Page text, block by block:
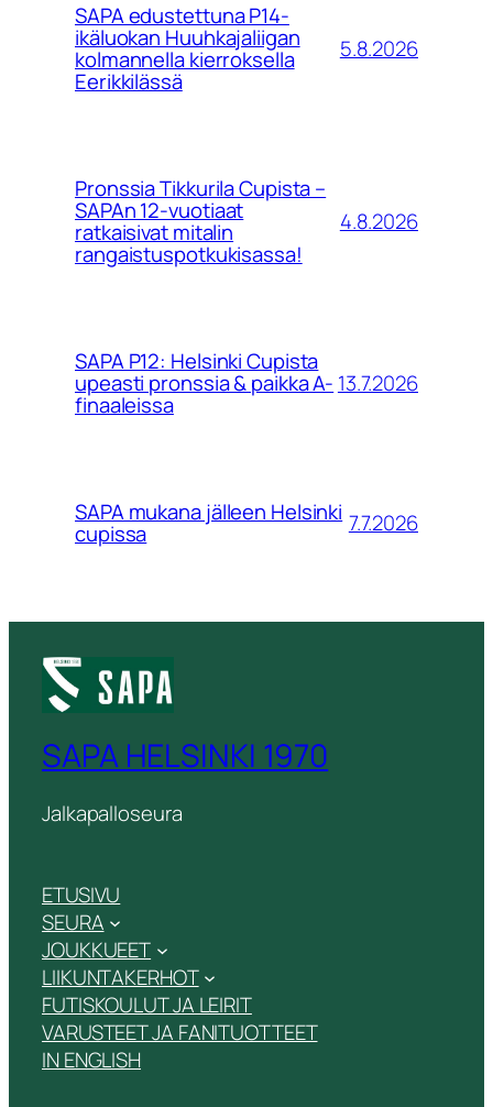
SAPA edustettuna P14-
ikäluokan Huuhkajaliigan
kolmannella kierroksella
Eerikkilässä
5.8.2026
Pronssia Tikkurila Cupista –
SAPAn 12-vuotiaat
ratkaisivat mitalin
rangaistuspotkukisassa!
4.8.2026
SAPA P12: Helsinki Cupista
upeasti pronssia & paikka A-
finaaleissa
13.7.2026
SAPA mukana jälleen Helsinki
cupissa 7.7.2026
SAPA HELSINKI 1970
Jalkapalloseura
ETUSIVU
SEURA
JOUKKUEET
LIIKUNTAKERHOT
FUTISKOULUT JA LEIRIT
VARUSTEET JA FANITUOTTEET
IN ENGLISH